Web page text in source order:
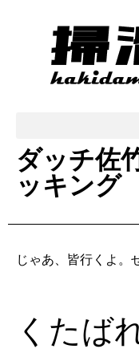
ダッチ佐
ッキング
じゃあ、皆行くよ。
くたば